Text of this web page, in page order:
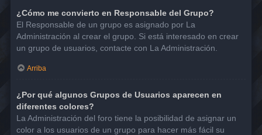
¿Cómo me convierto en Responsable del Grupo?
El Responsable de un grupo es asignado por La
Administración al crear el grupo. Si está interesado en crear
un grupo de usuarios, contacte con La Administración.
Arriba
¿Por qué algunos Grupos de Usuarios aparecen en
diferentes colores?
La Administración del foro tiene la posibilidad de asignar un
color a los usuarios de un grupo para hacer más fácil su